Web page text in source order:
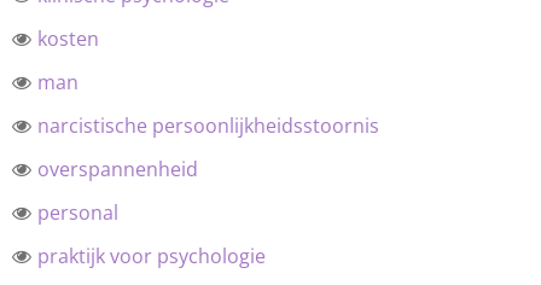
kosten
man
narcistische persoonlijkheidsstoornis
overspannenheid
personal
praktijk voor psychologie